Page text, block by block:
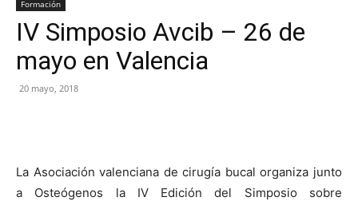
Formación
IV Simposio Avcib – 26 de
mayo en Valencia
20 mayo, 2018
La Asociación valenciana de cirugía bucal organiza junto
a Osteógenos la IV Edición del Simposio sobre